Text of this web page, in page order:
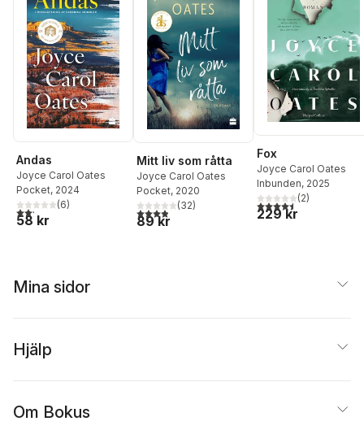
Andas
Joyce Carol Oates
Pocket, 2024
2,2utav 5 stjärnor. Totalt antal röster:
(6)
58 kr
Mitt liv som råtta
Joyce Carol Oates
Pocket, 2020
3,9utav 5 stjärnor. Totalt antal röster:
(32)
89 kr
Fox
Joyce Carol Oates
Inbunden, 2025
4,5utav 5 stjärnor.
(2)
229 kr
Mina sidor
Hjälp
Om Bokus